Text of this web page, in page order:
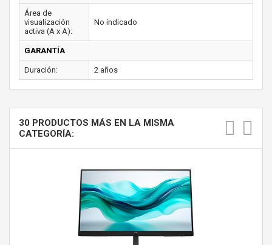
Área de
visualización
activa (A x A):
No indicado
GARANTÍA
Duración: 2 años
30 PRODUCTOS MÁS EN LA MISMA
CATEGORÍA: